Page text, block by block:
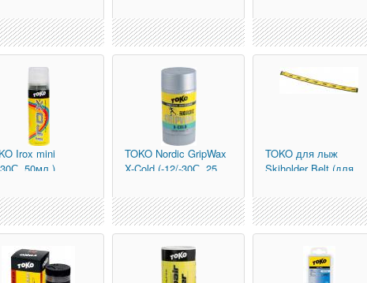
Irox mini
50мл.)
TOKO Nordic GripWax
X-Cold (-12/-30С, 25
TOKO для лыж
Skiholder Belt (для
беговых